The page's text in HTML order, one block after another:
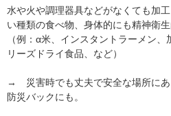
水や火や調理器具などがなくても加
い種類の食べ物、身体的にも精神衛
（例：α米、インスタントラーメン
リーズドライ食品、など）
→ 災害時でも丈夫で安全な場所にあ
防災バックにも。